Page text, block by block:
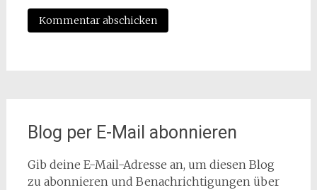
Blog per E-Mail abonnieren
Gib deine E-Mail-Adresse an, um diesen Blog
zu abonnieren und Benachrichtigungen über